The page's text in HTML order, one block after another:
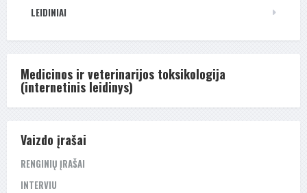
LEIDINIAI
Medicinos ir veterinarijos toksikologija
(internetinis leidinys)
Vaizdo įrašai
RENGINIŲ ĮRAŠAI
INTERVIU